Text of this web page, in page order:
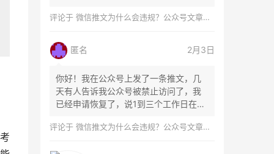
评论于 微信推文为什么会违规？公众号文章怎么检测是否违规？
匿名 2月3日
你好！我在公众号上发了一条推文，几
天有人告诉我公众号被禁止访问了，我
已经申请恢复了，说1到三个工作日在微
评论于 微信推文为什么会违规？公众号文章怎么检测是否违规？